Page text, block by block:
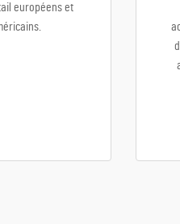
européens et